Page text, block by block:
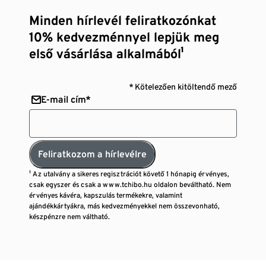
Minden hírlevél feliratkozónkat
10% kedvezménnyel lepjük meg
első vásárlása alkalmából¹
* Kötelezően kitöltendő mező
E-mail cím*
Feliratkozom a hírlevélre
¹ Az utalvány a sikeres regisztrációt követő 1 hónapig érvényes,
csak egyszer és csak a www.tchibo.hu oldalon beváltható. Nem
érvényes kávéra, kapszulás termékekre, valamint
ajándékkártyákra, más kedvezményekkel nem összevonható,
készpénzre nem váltható.